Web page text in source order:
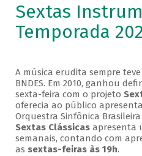
Sextas
Temporada
A música erudita sempre
BNDES. Em 2010, ganhou
sexta-feira com o projeto
oferecia ao público
Orquestra Sinfônica
Sextas Clássicasapresenta
semanais, contando com
as sextas-feiras às 19h.